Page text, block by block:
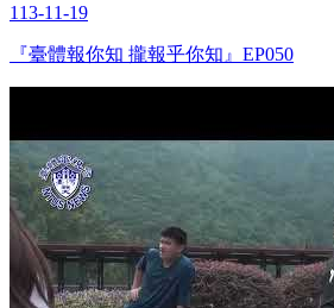
113-11-19
『臺體報你知 攏報乎你知』EP050